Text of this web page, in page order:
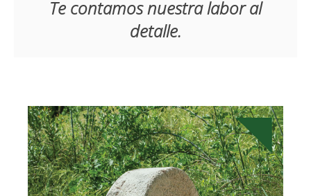
Te contamos nuestra labor al
detalle.